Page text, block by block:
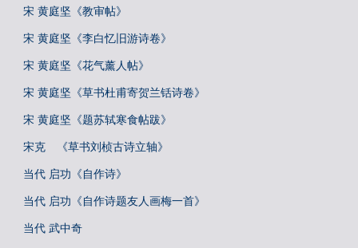
宋 黄庭坚《教审帖》
宋 黄庭坚《李白忆旧游诗卷》
宋 黄庭坚《花气薰人帖》
宋 黄庭坚《草书杜甫寄贺兰铦诗卷》
宋 黄庭坚《题苏轼寒食帖跋》
宋克 《草书刘桢古诗立轴》
当代 启功《自作诗》
当代 启功《自作诗题友人画梅一首》
当代 武中奇